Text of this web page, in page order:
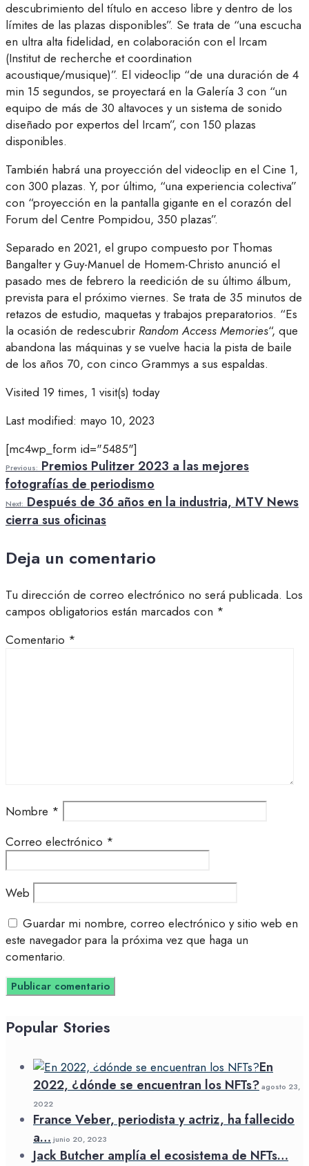
descubrimiento del título en acceso libre y dentro de los
límites de las plazas disponibles”. Se trata de “una escucha
en ultra alta fidelidad, en colaboración con el Ircam
(Institut de recherche et coordination
acoustique/musique)”. El videoclip “de una duración de 4
min 15 segundos, se proyectará en la Galería 3 con “un
equipo de más de 30 altavoces y un sistema de sonido
diseñado por expertos del Ircam”, con 150 plazas
disponibles.
También habrá una proyección del videoclip en el Cine 1,
con 300 plazas. Y, por último, “una experiencia colectiva”
con “proyección en la pantalla gigante en el corazón del
Forum del Centre Pompidou, 350 plazas”.
Separado en 2021, el grupo compuesto por Thomas
Bangalter y Guy-Manuel de Homem-Christo anunció el
pasado mes de febrero la reedición de su último álbum,
prevista para el próximo viernes. Se trata de 35 minutos de
retazos de estudio, maquetas y trabajos preparatorios. “Es
la ocasión de redescubrir Random Access Memories“, que
abandona las máquinas y se vuelve hacia la pista de baile
de los años 70, con cinco Grammys a sus espaldas.
Visited 19 times, 1 visit(s) today
Last modified: mayo 10, 2023
[mc4wp_form id="5485"]
Previous: Premios Pulitzer 2023 a las mejores
fotografías de periodismo
Next: Después de 36 años en la industria, MTV News
cierra sus oficinas
Deja un comentario
Tu dirección de correo electrónico no será publicada. Los
campos obligatorios están marcados con *
Comentario *
Nombre *
Correo electrónico *
Web
Guardar mi nombre, correo electrónico y sitio web en
este navegador para la próxima vez que haga un
comentario.
Popular Stories
En
2022, ¿dónde se encuentran los NFTs?agosto 23,
2022
France Veber, periodista y actriz, ha fallecido
a…junio 20, 2023
Jack Butcher amplía el ecosistema de NFTs…